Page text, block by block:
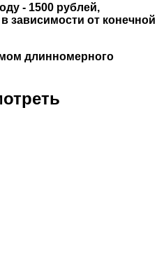
- 1500 рублей,
зависимости от конечной
длинномерного